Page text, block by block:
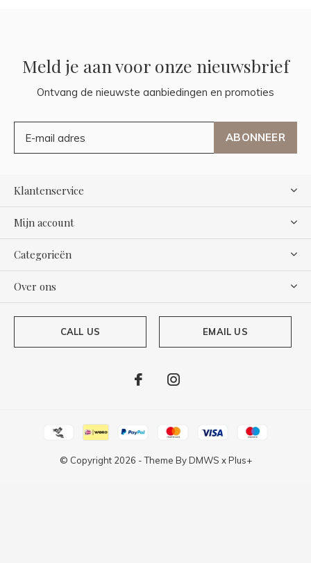
Meld je aan voor onze nieuwsbrief
Ontvang de nieuwste aanbiedingen en promoties
ABONNEER
Klantenservice
Mijn account
Categorieën
Over ons
CALL US EMAIL US
© Copyright 2026 - Theme ByDMWS xPlus+